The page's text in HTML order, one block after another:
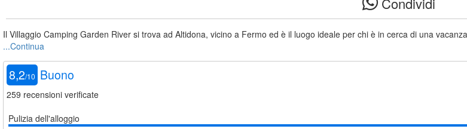
Il Villaggio Camping Garden River si trova ad Altidona, vicino a Fermo ed è il luogo ideale per chi è in cerca di una
...Continua
8,2/10 Buono
259 recensioni verificate
Pulizia dell'alloggio